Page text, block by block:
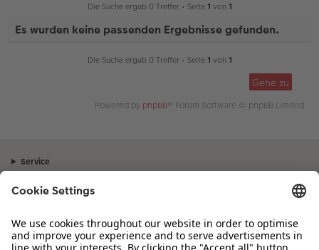
Die Suche ergab 0 Treffer • Seite 1 von 1
Es wurden keine passenden Ergebnisse gefunden.
Die Suche ergab 0 Treffer • Seite 1 von 1
Gehe zu
Powered by phpBB® Forum Software © phpBB Limited
Service
Sortiment